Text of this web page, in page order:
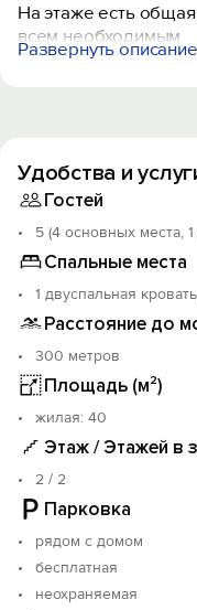
На этаже есть
всем необходимым.
Во дворе
Развернуть описание
Удобства и
Гостей
5 (4 основных места,
Спальные места
1 двуспальная
Расстояние до
300 метров
Площадь (м²)
жилая: 40
Этаж / Этажей в
2 / 2
Парковка
рядом с домом
бесплатная
неохраняемая